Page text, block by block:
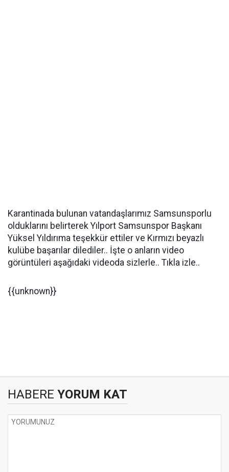
Karantinada bulunan vatandaşlarımız Samsunsporlu
olduklarını belirterek Yılport Samsunspor Başkanı
Yüksel Yıldırıma teşekkür ettiler ve Kırmızı beyazlı
kulübe başarılar dilediler.. İşte o anların video
görüntüleri aşağıdaki videoda sizlerle.. Tıkla izle..
{{unknown}}
HABERE YORUM KAT